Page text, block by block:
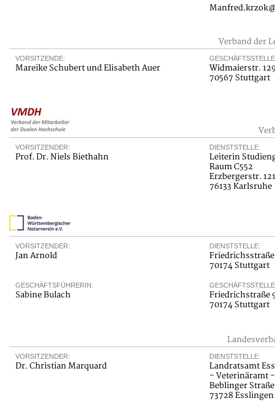
Verband der
VORSITZENDE:
Mareike Schubert und Elisabeth Auer
Widmaierstr.
70567 Stuttgart
VORSITZENDER:
Prof. Dr. Niels Biethahn
DIENSTSTELLE:
Leiterin
Raum C552
Erzbergerstr. 121
76133 Karlsruhe
VORSITZENDER:
Jan Arnold
DIENSTSTELLE:
Friedrichsstraße
70174 Stuttgart
GESCHÄFTSFÜHRERIN:
Sabine Bulach
Friedrichstraße
70174 Stuttgart
VORSITZENDER:
Dr. Christian Marquard
DIENSTSTELLE:
Landratsamt
- Veterinäramt -
Beblinger
73728 Esslingen